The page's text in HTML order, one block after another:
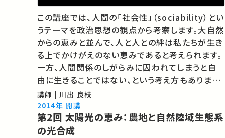
この講座では、人間の「社会性」（sociability）とい
うテーマを政治思想の観点から考察します。大自然
からの恵みと並んで、人と人との絆は私たちが生き
る上でかけがえのない恵みであると考えられます。
一方、人間関係のしがらみに囚われてしまうと自
由に生きることではない、という考え方もあります。
人は人にとっての恵みだと言えるのでしょうか。も
し言えるとしたら、どういう意味でそうなのでしょう
か。著名な哲学者たちの思想…
講師 | 川出 良枝
2014年 開講
第2回 太陽光の恵み：農地と自然陸域生態系
の光合成